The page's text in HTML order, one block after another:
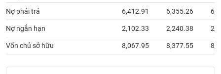
Nợ phải trả 6,412.91 6,355.26
Nợ ngắn hạn 2,102.33 2,240.38
Vốn chủ sở hữu 8,067.95 8,377.55
thông
chính